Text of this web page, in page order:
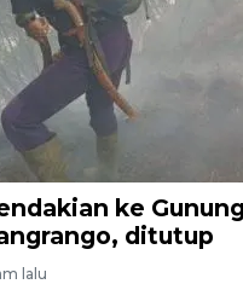
ke
ditutup
lalu